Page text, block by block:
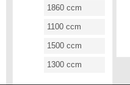
1860 ccm
1100 ccm
1500 ccm
1300 ccm